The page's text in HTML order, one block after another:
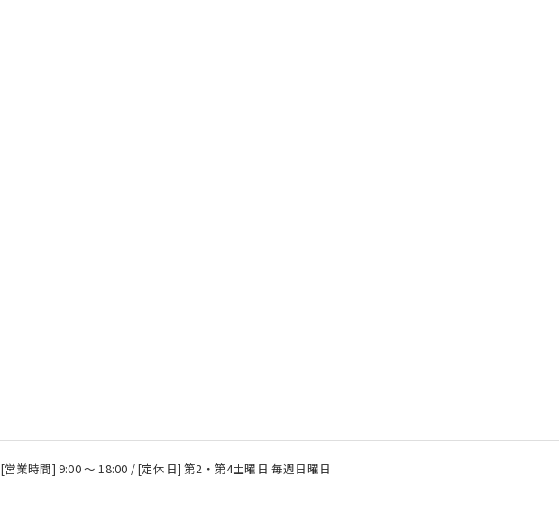
[営業時間] 9:00 〜 18:00 / [定休日] 第2・第4土曜日 毎週日曜日